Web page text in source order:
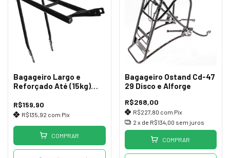
Bagageiro Largo e
Reforçado Até (15kg)
R$159,90
R$135,92 com Pix
COMPRAR
Bagageiro Ostand Cd-47
29 Disco e Alforge
R$268,00
R$227,80 com Pix
2 x de R$134,00 sem juros
COMPRAR